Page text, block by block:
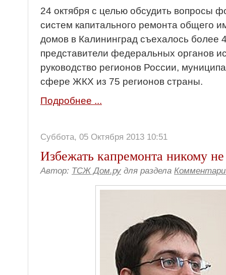
24 октября с целью обсудить вопросы
систем капитального ремонта общего
домов в Калининград съехалось более
представители федеральных органов
руководство регионов России,
сфере ЖКХ из 75 регионов страны.
Подробнее ...
Суббота, 05 Октября 2013 10:51
Избежать капремонта никому не
Автор: ТСЖ Дом.ру для раздела